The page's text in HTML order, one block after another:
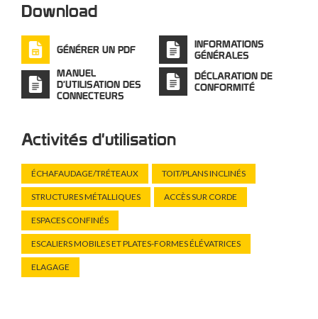
Download
GÉNÉRER UN PDF
INFORMATIONS
GÉNÉRALES
MANUEL
D'UTILISATION DES
CONNECTEURS
DÉCLARATION DE
CONFORMITÉ
Activités d'utilisation
ÉCHAFAUDAGE/TRÉTEAUX TOIT/PLANS INCLINÉS
STRUCTURES MÉTALLIQUES ACCÈS SUR CORDE
ESPACES CONFINÉS
ESCALIERS MOBILES ET PLATES-FORMES ÉLÉVATRICES
ELAGAGE